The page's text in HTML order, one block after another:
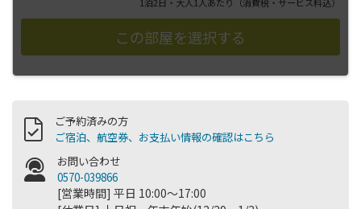
ご予約済みの方
ご宿泊、航空券、お支払い情報の確認はこちら
お問い合わせ
0570-039866
[営業時間] 平日 10:00～17:00